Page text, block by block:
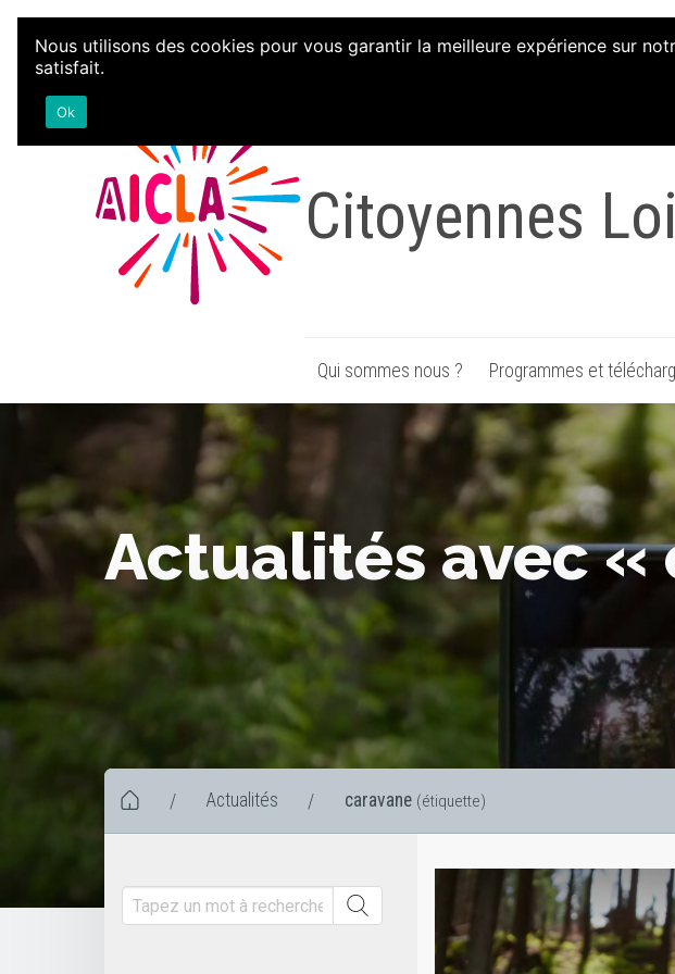
Aller au contenu
Citoyennes
Qui sommes nous ? Programmes et
Actualités avec «
/ Actualités / caravane (étiquette)
Nous utilisons des cookies pour vous garantir la meilleure expérience sur
satisfait.
Ok